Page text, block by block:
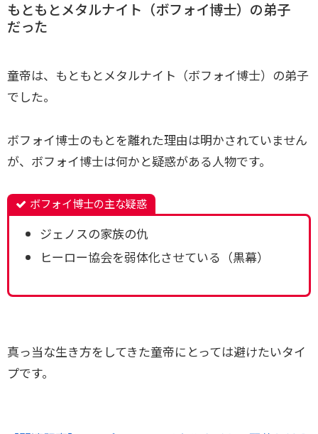
もともとメタルナイト（ボフォイ博士）の弟子
だった
童帝は、もともとメタルナイト（ボフォイ博士）の弟子
でした。
ボフォイ博士のもとを離れた理由は明かされていません
が、ボフォイ博士は何かと疑惑がある人物です。
ボフォイ博士の主な疑惑
ジェノスの家族の仇
ヒーロー協会を弱体化させている（黒幕）
真っ当な生き方をしてきた童帝にとっては避けたいタイ
プです。